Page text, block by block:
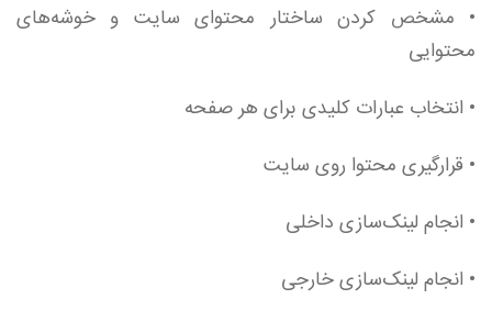
• مشخص کردن ساختار محتوای سایت و خوشه‌های
محتوایی
• انتخاب عبارات کلیدی برای هر صفحه
• قرارگیری محتوا روی سایت
• انجام لینک‌سازی داخلی
• انجام لینک‌سازی خارجی